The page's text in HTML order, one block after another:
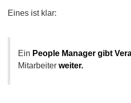
Eines ist klar:
Ein People Manager gibt
Mitarbeiter weiter.